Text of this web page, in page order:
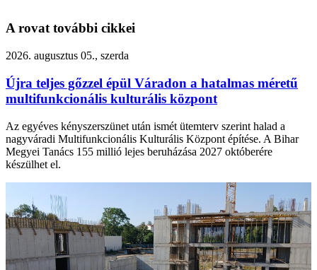
A rovat további cikkei
2026. augusztus 05., szerda
Újra teljes gőzzel épül Váradon a hatalmas méretű
multifunkcionális kulturális központ
Az egyéves kényszerszünet után ismét ütemterv szerint halad a
nagyváradi Multifunkcionális Kulturális Központ építése. A Bihar
Megyei Tanács 155 millió lejes beruházása 2027 októberére
készülhet el.